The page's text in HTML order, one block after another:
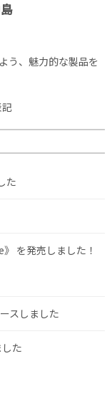
う、魅力的な製品を
た
を発売しました！
スしました
た